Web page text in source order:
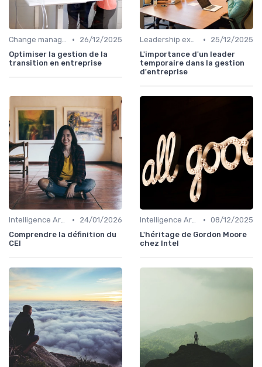
Change management & conduite du changement •
26/12/2025
Optimiser la gestion de la
transition en entreprise
Leadership exécutif & prise de décision •
25/12/2025
L'importance d'un leader
temporaire dans la gestion
d'entreprise
Intelligence Artificielle & stratégie •
24/01/2026
Comprendre la définition du
CEI
Intelligence Artificielle & stratégie • 08/12/2025
L'héritage de Gordon Moore
chez Intel